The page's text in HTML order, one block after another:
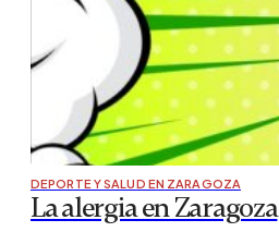
DEPORTE Y SALUD EN ZARAGOZA
La alergia en Zaragoza